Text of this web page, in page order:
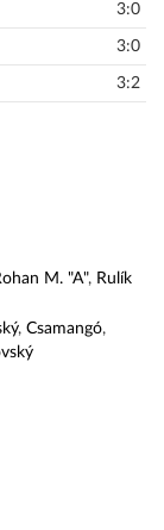
3:0
3:0
3:2
M. "A", Rulík
, Csamangó,